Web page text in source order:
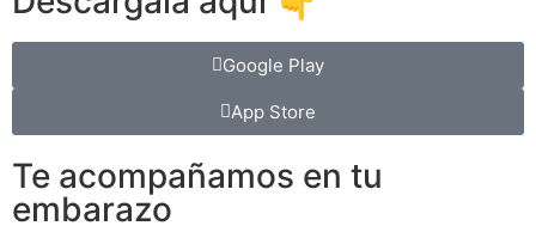
Google Play
App Store
Te acompañamos en tu
embarazo